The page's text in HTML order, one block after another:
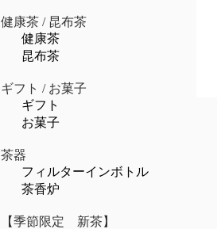
健康茶 / 昆布茶
健康茶
昆布茶
ギフト / お菓子
ギフト
お菓子
茶器
フィルターインボトル
茶香炉
【季節限定 新茶】